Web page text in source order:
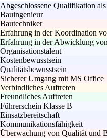
Abgeschlossene Qualifikation
Bauingenieur
Bautechniker
Erfahrung in der Koordination
Erfahrung in der Abwicklung
Organisationstalent
Kostenbewusstsein
Qualitätsbewusstsein
Sicherer Umgang mit MS Office
Verbindliches Auftreten
Freundliches Auftreten
Führerschein Klasse B
Einsatzbereitschaft
Kommunikationsfähigkeit
Überwachung von Qualität und